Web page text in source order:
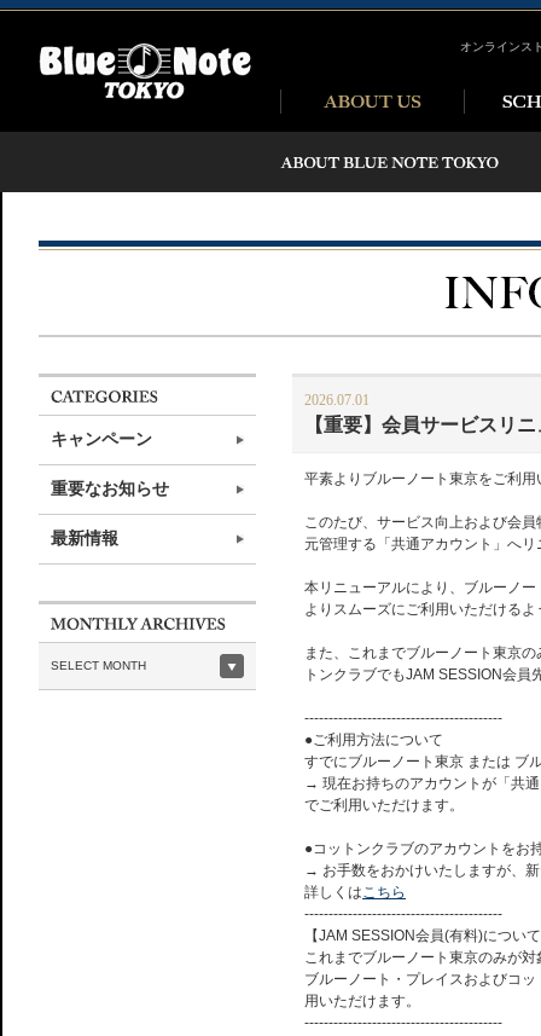
オンラインス
キャンペーン
重要なお知らせ
最新情報
SELECT MONTH
2026.07.01
【重要】会員サービスリ
平素よりブルーノート東京をご利
このたび、サービス向上および会
元管理する「共通アカウント」へ
本リニューアルにより、ブルーノ
よりスムーズにご利用いただける
また、これまでブルーノート東京
トンクラブでもJAM SESSION会
-----------------------------------------
●ご利用方法について
すでにブルーノート東京 または ブ
→ 現在お持ちのアカウントが「共
でご利用いただけます。
●コットンクラブのアカウントをお
→ お手数をおかけいたしますが、
詳しくはこちら
-----------------------------------------
【JAM SESSION会員(有料)につい
これまでブルーノート東京のみが
ブルーノート・プレイスおよびコ
用いただけます。
-----------------------------------------